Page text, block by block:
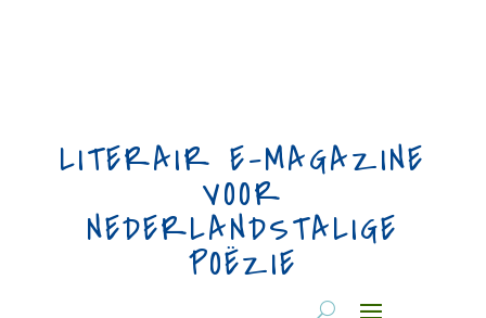
LITERAIR E-MAGAZINE
VOOR
NEDERLANDSTALIGE
POËZIE